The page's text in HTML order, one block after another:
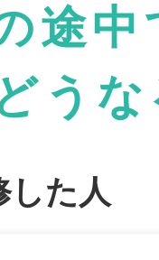
途
う
した人